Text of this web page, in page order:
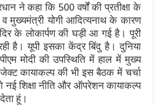
ने कहा कि 500 वर्षों की प्रतीक्षा के
व मुख्यमंत्री योगी आदित्यनाथ के कारण
के लोकार्पण की घड़ी आ गई है। पूरी
है। यूपी इसका केंद्र बिंदु है। दुनिया
मोदी की उपस्थिति में हाल में मुख्य
कायाकल्प की भी इस बैठक में चर्चा
नई शिक्षा नीति और ऑपरेशन कायाकल्प
हूं।